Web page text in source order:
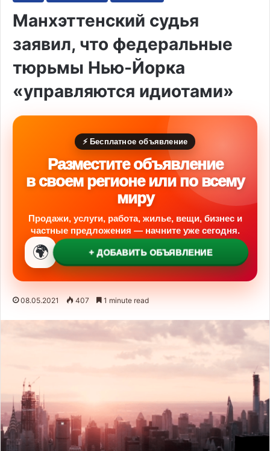
Манхэттенский судья
заявил, что федеральные
тюрьмы Нью-Йорка
«управляются идиотами»
⚡ Бесплатное объявление
Разместите объявление
в своем регионе или по всему
миру
Продажи, услуги, работа, жилье, вещи, бизнес и
частные предложения — начните уже сегодня.
🌍 + ДОБАВИТЬ ОБЪЯВЛЕНИЕ
08.05.2021 407 1 minute read